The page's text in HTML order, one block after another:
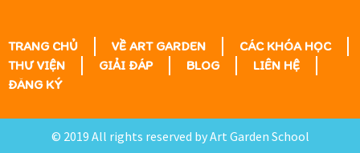
TRANG CHỦ VỀ ART GARDEN
CÁC KHÓA HỌC
THƯ VIỆN
GIẢI ĐÁP BLOG
LIÊN HỆ
ĐĂNG KÝ
© 2019 All rights reserved by Art Garden School